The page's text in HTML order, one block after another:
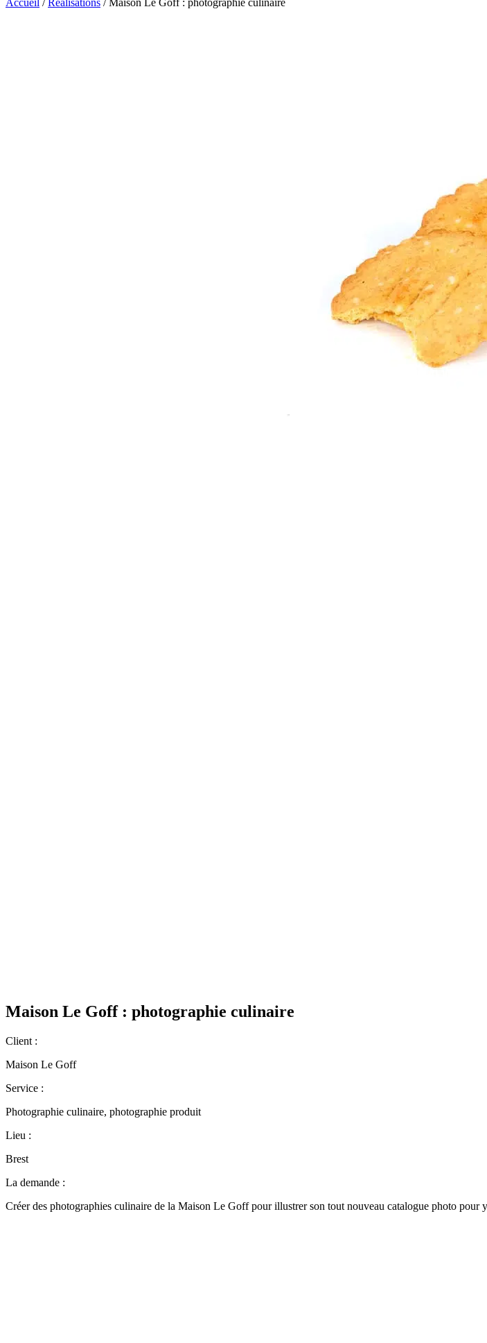
Accueil /Réalisations /Maison Le Goff : photographie culinaire
Maison Le Goff : photographie culinaire
Client :
Maison Le Goff
Service :
Photographie culinaire, photographie produit
Lieu :
Brest
La demande :
Créer des photographies culinaire de la Maison Le Goff pour illustrer son tout nouveau catalogue photo pour